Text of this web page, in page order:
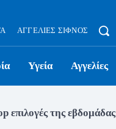
ΑΓΓΕΛΊΕΣ ΣΊΦΝΟΣ
Υγεία Αγγελίες
επιλογές της εβδομάδας